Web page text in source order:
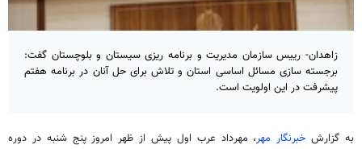
زاهدان- رییس سازمان مدیریت و برنامه ریزی سیستان و بلوچستان گفت:
برجسته سازی مسائل اساسی استان و تلاش برای حل آنان در برنامه هفتم
پیشرفت در این اولویت است.
به گزارشخبرنگار مهر، مهرداد عرب اول پیش از ظهر امروز پنج شنبه در دوره